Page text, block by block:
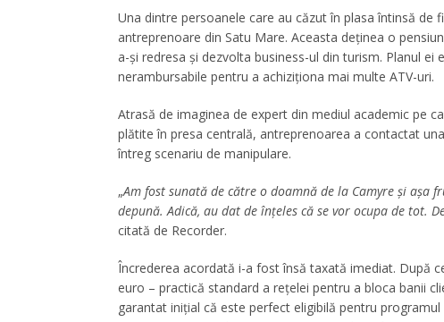
Una dintre persoanele care au căzut în plasa întinsă de
antreprenoare din Satu Mare. Aceasta deținea o
a-și redresa și dezvolta business-ul din turism. Planul
nerambursabile pentru a achiziționa mai multe ATV-uri.
Atrasă de imaginea de expert din mediul academic pe
plătite în presa centrală, antreprenoarea a contactat
întreg scenariu de manipulare.
„Am fost sunată de către o doamnă de la Camyre și așa
depună. Adică, au dat de înțeles că se vor ocupa de tot.
citată de Recorder.
Încrederea acordată i-a fost însă taxată imediat. După
euro – practică standard a rețelei pentru a bloca banii
garantat inițial că este perfect eligibilă pentru